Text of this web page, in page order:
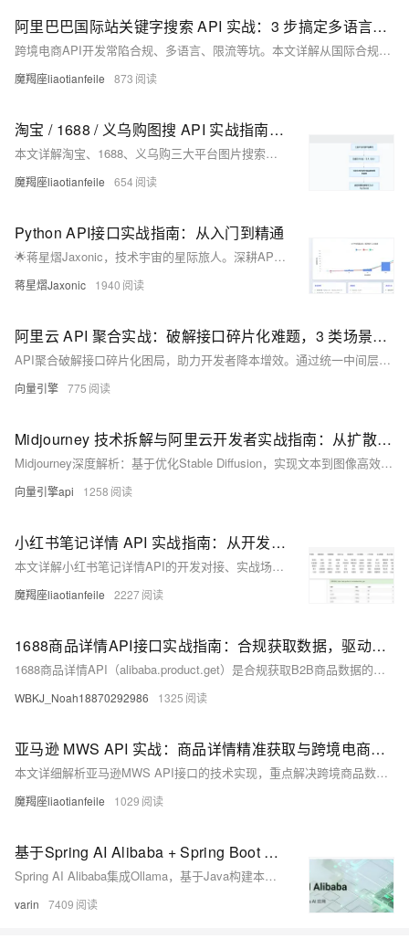
阿里巴巴国际站关键字搜索 API 实战：3 步搞定多语言适配 + 限流破局，询盘量提升 40%
跨境电商API开发常陷合规、多语言、限流等坑。本文详解从国际合规（GDPR/CCPA）到参数优化、数据结构化及区域化搜索的全链路方案，附Python代码模板与缓存重试架构，助力提升调用成功率至99%+，精准询盘增长42%。
魔羯座liaotianfeile 873
淘宝 / 1688 / 义乌购图搜 API 实战指南：接口调用与商业场景应用
本文详解淘宝、1688、义乌购三大平台图片搜索接口的核心特点、调用流程与实战代码。涵盖跨平台对比、参数配置、响应解析及避坑指南，支持URL/Base64上传，返回商品ID、价格、销量等关键信息，助力开发者快速实现商品识别与比价功能。
魔羯座liaotianfeile 654
Python API接口实战指南：从入门到精通
🌟蒋星熠Jaxonic，技术宇宙的星际旅人。深耕API开发，以Python为舟，探索RESTful、GraphQL等接口奥秘。擅长requests、aiohttp实战，专注性能优化与架构设计，用代码连接万物，谱写极客诗篇。
蒋星熠Jaxonic 1940
阿里云 API 聚合实战：破解接口碎片化难题，3 类场景方案让业务响应提速 60%
API聚合破解接口碎片化困局，助力开发者降本增效。通过统一中间层整合微服务、第三方接口与AI模型，实现调用次数减少60%、响应提速70%。阿里云实测：APISIX+函数计算+ARMS监控组合，支撑百万级并发，故障定位效率提升90%。
向量引擎 775
Midjourney 技术拆解与阿里云开发者实战指南：从扩散模型到 API 批量生成
Midjourney深度解析：基于优化Stable Diffusion，实现文本到图像高效生成。涵盖技术架构、扩散模型原理、API调用、批量生成系统及阿里云生态协同，助力开发者快速落地AIGC图像创作。
向量引擎api 1258
小红书笔记详情 API 实战指南：从开发对接、场景落地到收益挖掘（附避坑技巧）
本文详解小红书笔记详情API的开发对接、实战场景与收益模式，涵盖注册避坑、签名生成、数据解析全流程，并分享品牌营销、内容创作、SAAS工具等落地应用，助力开发者高效掘金“种草经济”。
魔羯座liaotianfeile 2227
1688商品详情API接口实战指南：合规获取数据，驱动B2B业务增长
1688商品详情API（alibaba.product.get）是合规获取B2B商品数据的核心工具，支持全维度信息调用，助力企业实现智能选品、供应链优化与市场洞察，推动数字化转型。
WBKJ_Noah18870292986 1325
亚马逊 MWS API 实战：商品详情精准获取与跨境电商数据整合方案
本文详细解析亚马逊MWS API接口的技术实现，重点解决跨境商品数据获取中的核心问题。文章首先介绍MWS接口体系的特点，包括多站点数据获取、AWS签名认证等关键环节，并对比普通电商接口的差异。随后深入拆解API调用全流程，提供签名工具类、多站点客户端等可复用代码。针对跨境业务场景，文章还给出数据整合工具实现方案，支持缓存、批量处理等功能。最后通过实战示例展示多站点商品对比和批量选品分析的应用，并附常见问题解决方案。该技术方案可直接应用于跨境选品、价格监控等业务场景，帮助开发者高效获取亚马逊商品数据。
魔羯座liaotianfeile 1029
基于Spring AI Alibaba + Spring Boot + Ollama搭建本地AI对话机器人API
Spring AI Alibaba集成Ollama，基于Java构建本地大模型应用，支持流式对话、knife4j接口可视化，实现高隐私、免API密钥的离线AI服务。
varin 7409